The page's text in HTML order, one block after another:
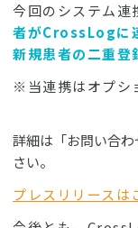
今回のシステム連
者がCrossLogに
新規患者の二重登
※当連携はオプシ
詳細は「お問い合
さい。
プレスリリースは